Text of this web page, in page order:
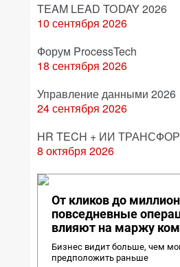
TEAM LEAD TODAY 2026
10 сентября 2026
Форум ProcessTech
18 сентября 2026
Управление данными 2026
24 сентября 2026
HR TECH + ИИ
8 октября 2026
От кликов до
повседневные
влияют на маржу
Бизнес видит больше, чем
предположить раньше